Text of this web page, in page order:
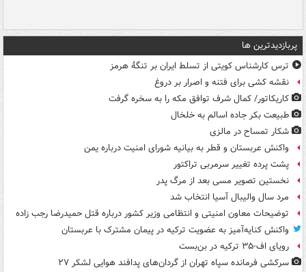
پربازدیدترین ها
ترس کارشناس کویتی از تسلط ایران بر تنگۀ هرمز
نقشه کشی برای فتنه و اصرار بر دروغ
کاریکاتور/ کمال شرف توافق مکه را به سخره گرفت
طبیعت بکر جاده اسالم به خلخال
شکار تمساح در مالزی
واکنش عربستان و قطر به بیانیه شورای امنیت درباره یمن
پشت پرده تغییر سرمربی تراکتور
نخستین تصویر مسی بعد از مرگ پدر
مرد سال والیبال آسیا انتخاب شد
توضیحات معاون امنیتی و انتظامی وزیر کشور درباره قتل حمیدرضا رجب زاده
واکنش کنایه‌آمیز به عضویت ترکیه در پیمان مشترک با عربستان
رویای اف-۳۵ ترکیه در بن‌بست
سرکشی فرمانده سپاه تهران از گردان‌های پدافند هوایی لشکر ۲۷